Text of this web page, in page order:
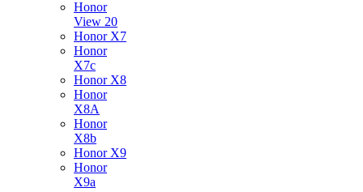
Honor
View 20
Honor X7
Honor
X7c
Honor X8
Honor
X8A
Honor
X8b
Honor X9
Honor
X9a